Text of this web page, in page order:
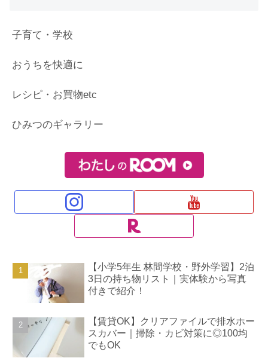
子育て・学校
おうちを快適に
レシピ・お買物etc
ひみつのギャラリー
【小学5年生 林間学校・野外学習】2泊
3日の持ち物リスト｜実体験から写真
付きで紹介！
【賃貸OK】クリアファイルで排水ホー
スカバー｜掃除・カビ対策に◎100均
でもOK